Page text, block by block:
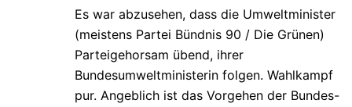
Es war abzusehen, dass die Umweltminister
(meistens Partei Bündnis 90 / Die Grünen)
Parteigehorsam übend, ihrer
Bundesumweltministerin folgen. Wahlkampf
pur. Angeblich ist das Vorgehen der Bundes-